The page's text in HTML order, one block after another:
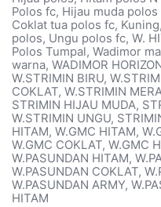
Polos fc, Hijau muda
Coklat tua polos fc,
polos, Ungu polos fc, W.
Polos Tumpal, Wadimor
warna, WADIMOR
W.STRIMIN BIRU,
COKLAT, W.STRIMIN
STRIMIN HIJAU MUDA,
W.STRIMIN UNGU,
HITAM, W.GMC HITAM,
W.GMC COKLAT, W.GMC
W.PASUNDAN HITAM,
W.PASUNDAN COKLAT,
W.PASUNDAN ARMY,
HITAM